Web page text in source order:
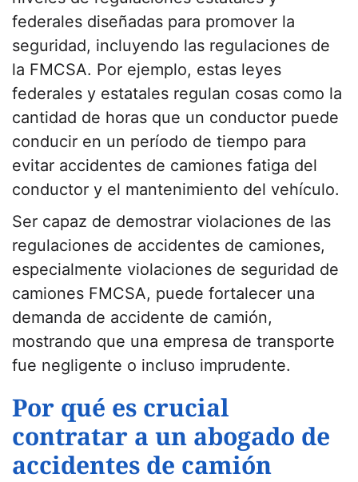
federales diseñadas para promover la
seguridad, incluyendo las regulaciones de
la FMCSA. Por ejemplo, estas leyes
federales y estatales regulan cosas como la
cantidad de horas que un conductor puede
conducir en un período de tiempo para
evitar accidentes de camiones fatiga del
conductor y el mantenimiento del vehículo.
Ser capaz de demostrar violaciones de las
regulaciones de accidentes de camiones,
especialmente violaciones de seguridad de
camiones FMCSA, puede fortalecer una
demanda de accidente de camión,
mostrando que una empresa de transporte
fue negligente o incluso imprudente.
Por qué es crucial
contratar a un abogado de
accidentes de camión